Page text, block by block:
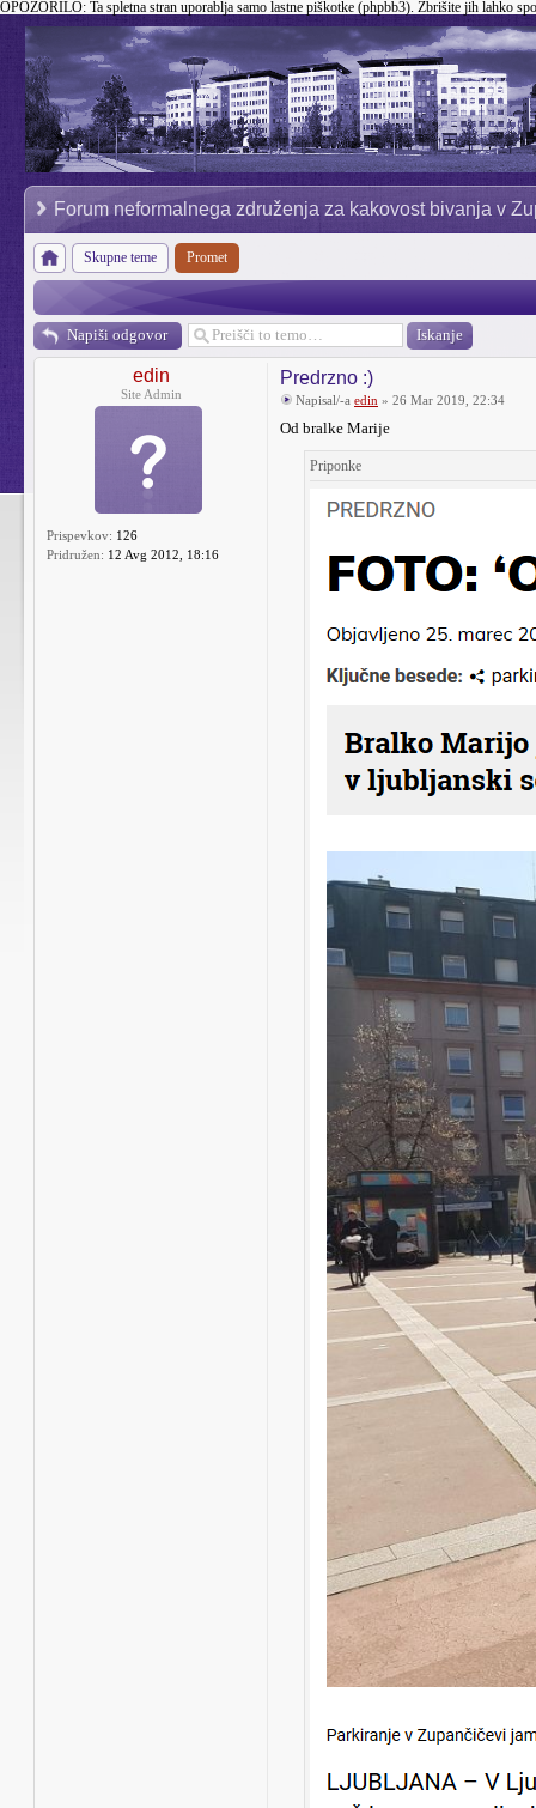
OPOZORILO: Ta spletna stran uporablja samo lastne piškotke (phpbb3). Zbrišite jih lahko
Forum neformalnega združenja za kakovost bivanja v
Skupne teme Promet
Napiši odgovor
edin
Site Admin
Prispevkov: 126
Pridružen: 12 Avg 2012, 18:16
Predrzno :)
Napisal/-a edin » 26 Mar 2019, 22:34
Od bralke Marije
Priponke